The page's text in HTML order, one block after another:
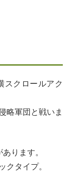
スクロールアク
略軍団と戦いま
ります。
クタイプ。